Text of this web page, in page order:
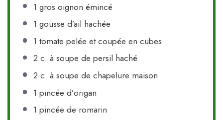
1 gros oignon émincé
1 gousse d’ail hachée
1 tomate pelée et coupée en cubes
2 c. à soupe de persil haché
2 c. à soupe de chapelure maison
1 pincée d’origan
1 pincée de romarin